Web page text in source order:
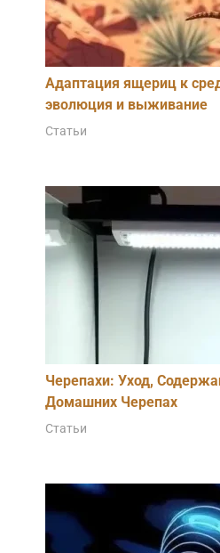
Адаптация ящериц к
эволюция и выживание
Статьи
Черепахи: Уход,
Домашних Черепах
Статьи